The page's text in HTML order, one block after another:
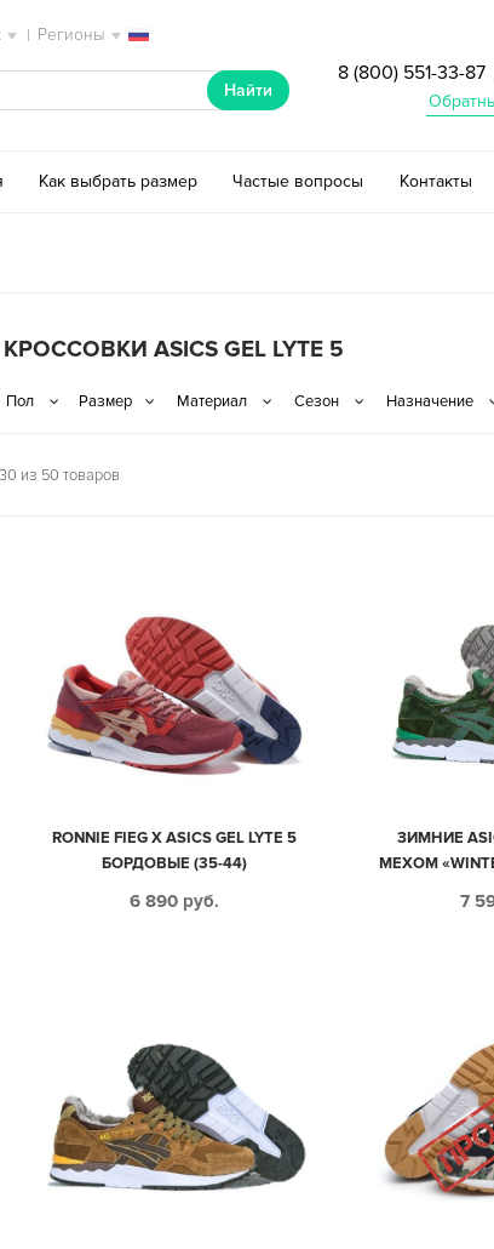
| Регионы
Найти
8 (800) 551-33-87
Как выбрать размер Частые вопросы Контакты
КРОССОВКИ ASICS GEL LYTE 5
из 50 товаров
RONNIE FIEG X ASICS GEL LYTE 5
БОРДОВЫЕ (35-44)
6 890 руб.
ЗИМНИЕ
МЕХОМ
7